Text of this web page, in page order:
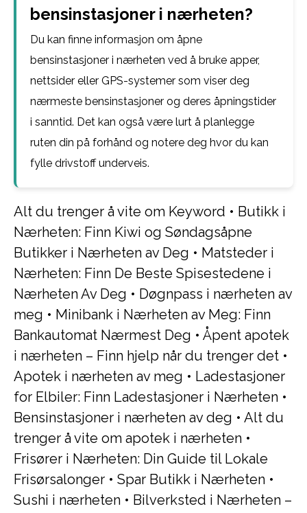
bensinstasjoner i nærheten?
Du kan finne informasjon om åpne
bensinstasjoner i nærheten ved å bruke apper,
nettsider eller GPS-systemer som viser deg
nærmeste bensinstasjoner og deres åpningstider
i sanntid. Det kan også være lurt å planlegge
ruten din på forhånd og notere deg hvor du kan
fylle drivstoff underveis.
Alt du trenger å vite om Keyword • Butikk i
Nærheten: Finn Kiwi og Søndagsåpne
Butikker i Nærheten av Deg • Matsteder i
Nærheten: Finn De Beste Spisestedene i
Nærheten Av Deg • Døgnpass i nærheten av
meg • Minibank i Nærheten av Meg: Finn
Bankautomat Nærmest Deg • Åpent apotek
i nærheten – Finn hjelp når du trenger det •
Apotek i nærheten av meg • Ladestasjoner
for Elbiler: Finn Ladestasjoner i Nærheten •
Bensinstasjoner i nærheten av deg • Alt du
trenger å vite om apotek i nærheten •
Frisører i Nærheten: Din Guide til Lokale
Frisørsalonger • Spar Butikk i Nærheten •
Sushi i nærheten • Bilverksted i Nærheten –